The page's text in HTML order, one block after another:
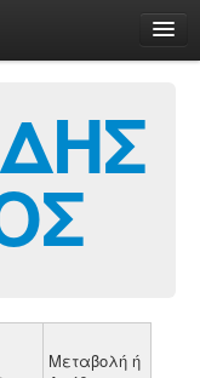
Μεταβολή ή